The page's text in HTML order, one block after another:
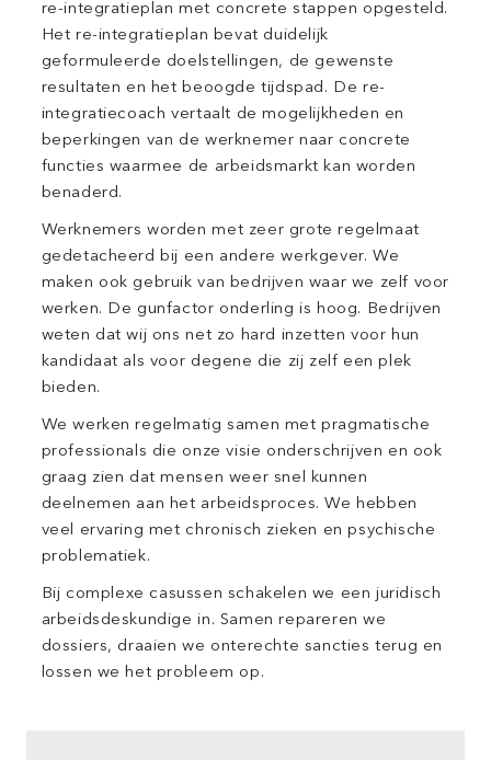
re-integratieplan met concrete stappen opgesteld.
Het re-integratieplan bevat duidelijk
geformuleerde doelstellingen, de gewenste
resultaten en het beoogde tijdspad. De re-
integratiecoach vertaalt de mogelijkheden en
beperkingen van de werknemer naar concrete
functies waarmee de arbeidsmarkt kan worden
benaderd.
Werknemers worden met zeer grote regelmaat
gedetacheerd bij een andere werkgever. We
maken ook gebruik van bedrijven waar we zelf voor
werken. De gunfactor onderling is hoog. Bedrijven
weten dat wij ons net zo hard inzetten voor hun
kandidaat als voor degene die zij zelf een plek
bieden.
We werken regelmatig samen met pragmatische
professionals die onze visie onderschrijven en ook
graag zien dat mensen weer snel kunnen
deelnemen aan het arbeidsproces. We hebben
veel ervaring met chronisch zieken en psychische
problematiek.
Bij complexe casussen schakelen we een juridisch
arbeidsdeskundige in. Samen repareren we
dossiers, draaien we onterechte sancties terug en
lossen we het probleem op.